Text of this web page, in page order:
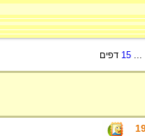
...
15 דפים